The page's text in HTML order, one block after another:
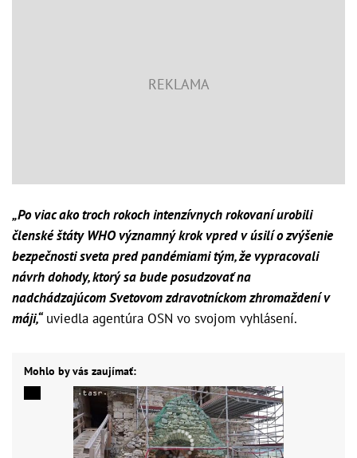
„Po viac ako troch rokoch intenzívnych rokovaní urobili
členské štáty WHO významný krok vpred v úsilí o zvýšenie
bezpečnosti sveta pred pandémiami tým, že vypracovali
návrh dohody, ktorý sa bude posudzovať na
nadchádzajúcom Svetovom zdravotníckom zhromaždení v
máji,“uviedla agentúra OSN vo svojom vyhlásení.
Mohlo by vás zaujímať: